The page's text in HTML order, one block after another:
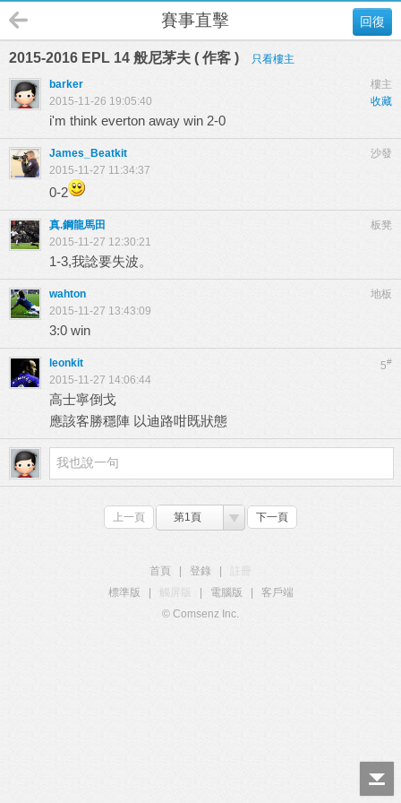
回復
賽事直擊
2015-2016 EPL 14 般尼茅夫 ( 作客 )
只看樓主
樓主
barker
收藏
2015-11-26 19:05:40
i'm think everton away win 2-0
沙發
James_Beatkit
2015-11-27 11:34:37
0-2
板凳
真.鋼龍馬田
2015-11-27 12:30:21
1-3,我諗要失波。
地板
wahton
2015-11-27 13:43:09
3:0 win
5#
leonkit
2015-11-27 14:06:44
高士寧倒戈
應該客勝穩陣 以迪路咁既狀態
上一頁 第1頁 下一頁
首頁 登錄
標準版
觸屏版 電腦版
客戶端
© Comsenz Inc.